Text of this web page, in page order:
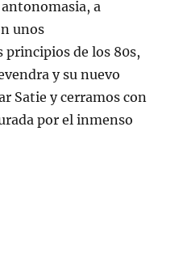
a
unos
de los 80s,
y su nuevo
Satie y cerramos con
por el inmenso